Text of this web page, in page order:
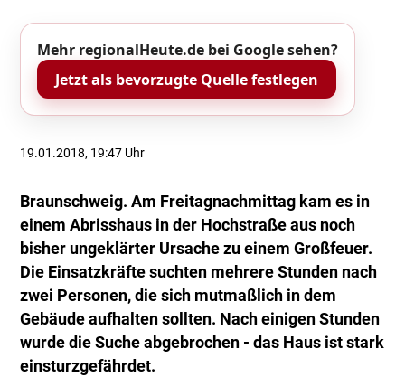
Mehr regionalHeute.de bei Google sehen?
Jetzt als bevorzugte Quelle festlegen
19.01.2018, 19:47 Uhr
Braunschweig. Am Freitagnachmittag kam es in
einem Abrisshaus in der Hochstraße aus noch
bisher ungeklärter Ursache zu einem Großfeuer.
Die Einsatzkräfte suchten mehrere Stunden nach
zwei Personen, die sich mutmaßlich in dem
Gebäude aufhalten sollten. Nach einigen Stunden
wurde die Suche abgebrochen - das Haus ist stark
einsturzgefährdet.